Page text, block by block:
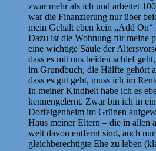
zwar mehr als ich und arbeitet
war die Finanzierung nur über
mein Gehalt eben kein „Add On“
Dazu ist die Wohnung für meine
eine wichtige Säule der
dass es mit uns beiden schief
im Grundbuch, die Hälfte gehört
dass es gut geht, muss ich im
In meiner Kindheit habe ich es
kennengelernt. Zwar bin ich in
Dorfeigenheim im Grünen
Haus meiner Eltern – die in allen
weit davon entfernt sind, auch
gleichberechtigte Ehe zu leben